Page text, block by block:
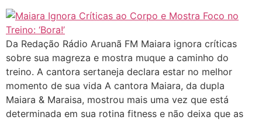
Da Redação Rádio Aruanã FM Maiara ignora críticas
sobre sua magreza e mostra muque a caminho do
treino. A cantora sertaneja declara estar no melhor
momento de sua vida A cantora Maiara, da dupla
Maiara & Maraisa, mostrou mais uma vez que está
determinada em sua rotina fitness e não deixa que as